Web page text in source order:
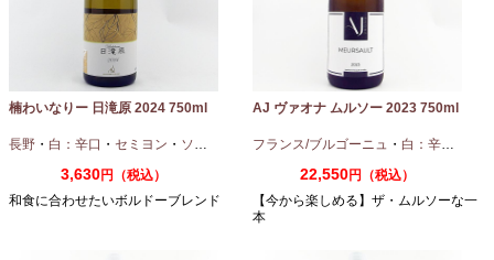
楠わいなりー 日滝原 2024 750ml
長野 ・ 白：辛口 ・ セミヨン ・ ソーヴィニオンブラン
3,630円（税込）
和食に合わせたいボルドーブレンド
AJ ヴァオナ ムルソー 2023 750ml
フランス/ブルゴーニュ ・ 白：辛口
22,550円（税込）
【今から楽しめる】ザ・ムルソーな一
本